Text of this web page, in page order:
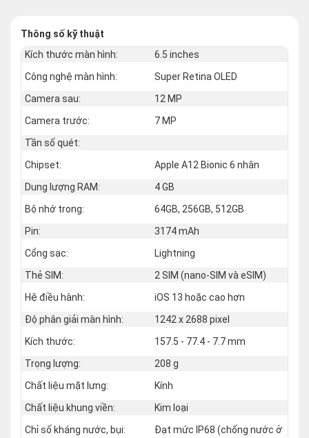
Thông số kỹ thuật
Kích thước màn hình:
6.5 inches
Công nghệ màn hình:
Super Retina OLED
Camera sau:
12 MP
Camera trước:
7 MP
Tần số quét:
Chipset:
Apple A12 Bionic 6 nhân
Dung lượng RAM:
4 GB
Bộ nhớ trong:
64GB, 256GB, 512GB
Pin:
3174 mAh
Cổng sạc:
Lightning
Thẻ SIM:
2 SIM (nano‑SIM và eSIM)
Hệ điều hành:
iOS 13 hoặc cao hơn
Độ phân giải màn hình:
1242 x 2688 pixel
Kích thước:
157.5 - 77.4 - 7.7 mm
Trọng lượng:
208 g
Chất liệu mặt lưng:
Kính
Chất liệu khung viền:
Kim loại
Chỉ số kháng nước, bụi:
Đạt mức IP68 (chống nước ở